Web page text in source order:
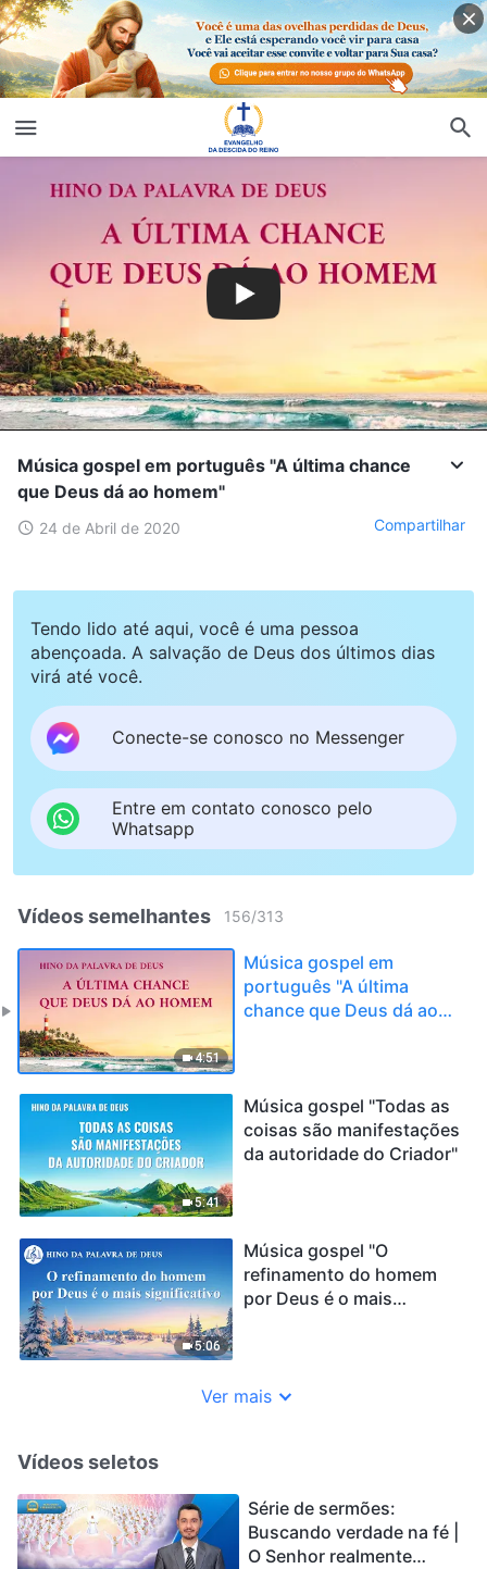
Música gospel em português "A última chance
que Deus dá ao homem"
24 de Abril de 2020 Compartilhar
Tendo lido até aqui, você é uma pessoa
abençoada. A salvação de Deus dos últimos dias
virá até você.
Conecte-se conosco no Messenger
Entre em contato conosco pelo
Whatsapp
Vídeos semelhantes 156/313
4:51
Música gospel em
português "A última
chance que Deus dá ao
5:41
Música gospel "Todas as
coisas são manifestações
da autoridade do Criador"
5:06
Música gospel "O
refinamento do homem
por Deus é o mais
Ver mais
Vídeos seletos
Série de sermões:
Buscando verdade na fé |
O Senhor realmente